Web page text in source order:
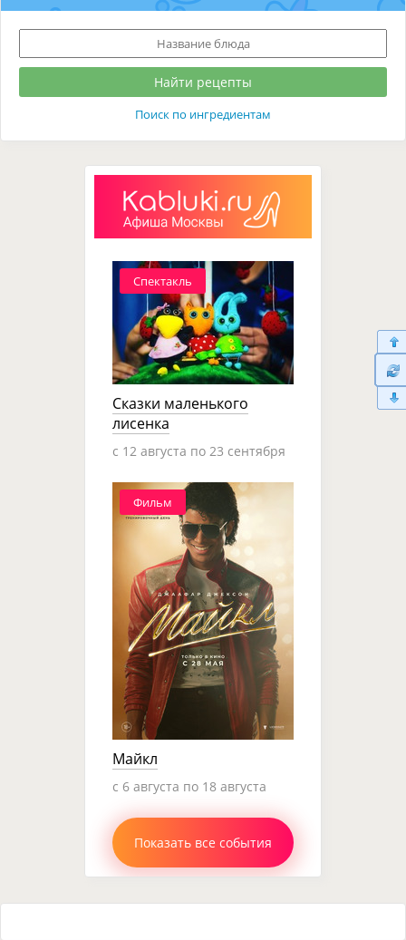
Поиск по ингредиентам
Спектакль
Сказки маленького
лисенка
c 12 августа по 23 сентября
Фильм
Майкл
c 6 августа по 18 августа
Показать все события